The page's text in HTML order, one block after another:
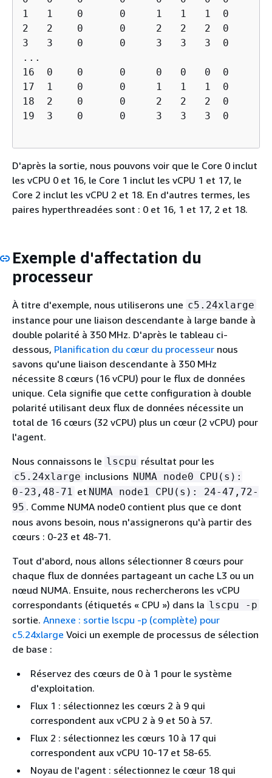
1   1    0      0     1   1   1  0
2   2    0      0     2   2   2  0
3   3    0      0     3   3   3  0
...
16  0    0      0     0   0   0  0
17  1    0      0     1   1   1  0
18  2    0      0     2   2   2  0
19  3    0      0     3   3   3  0
D'après la sortie, nous pouvons voir que le Core 0 inclut
les vCPU 0 et 16, le Core 1 inclut les vCPU 1 et 17, le
Core 2 inclut les vCPU 2 et 18. En d'autres termes, les
paires hyperthreadées sont : 0 et 16, 1 et 17, 2 et 18.
Exemple d'affectation du
processeur
À titre d'exemple, nous utiliserons une c5.24xlarge
instance pour une liaison descendante à large bande à
double polarité à 350 MHz. D'après le tableau ci-
dessous, Planification du cœur du processeur nous
savons qu'une liaison descendante à 350 MHz
nécessite 8 cœurs (16 vCPU) pour le flux de données
unique. Cela signifie que cette configuration à double
polarité utilisant deux flux de données nécessite un
total de 16 cœurs (32 vCPU) plus un cœur (2 vCPU) pour
l'agent.
Nous connaissons le lscpu résultat pour les
c5.24xlarge inclusions NUMA node0 CPU(s):
0-23,48-71 et NUMA node1 CPU(s): 24-47,72-
95 . Comme NUMA node0 contient plus que ce dont
nous avons besoin, nous n'assignerons qu'à partir des
cœurs : 0-23 et 48-71.
Tout d'abord, nous allons sélectionner 8 cœurs pour
chaque flux de données partageant un cache L3 ou un
nœud NUMA. Ensuite, nous rechercherons les vCPU
correspondants (étiquetés « CPU ») dans la lscpu -p
sortie. Annexe : sortie lscpu -p (complète) pour
c5.24xlarge Voici un exemple de processus de sélection
de base :
Réservez des cœurs de 0 à 1 pour le système
d'exploitation.
Flux 1 : sélectionnez les cœurs 2 à 9 qui
correspondent aux vCPU 2 à 9 et 50 à 57.
Flux 2 : sélectionnez les cœurs 10 à 17 qui
correspondent aux vCPU 10-17 et 58-65.
Noyau de l'agent : sélectionnez le cœur 18 qui